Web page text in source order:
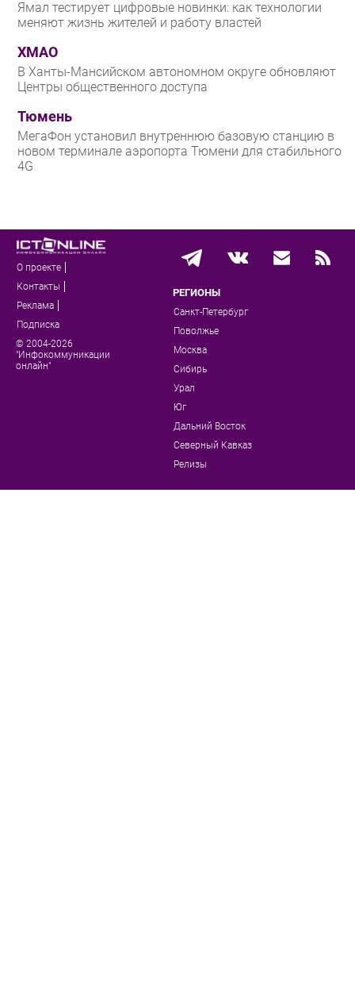
Ямал тестирует цифровые новинки: как технологии
меняют жизнь жителей и работу властей
ХМАО
В Ханты-Мансийском автономном округе обновляют
Центры общественного доступа
Тюмень
МегаФон установил внутреннюю базовую станцию в
новом терминале аэропорта Тюмени для стабильного
4G
О проекте
Контакты
Реклама
Подписка
© 2004-2026
"Инфокоммуникации
онлайн"
РЕГИОНЫ
Санкт-Петербург
Поволжье
Москва
Сибирь
Урал
Юг
Дальний Восток
Северный Кавказ
Релизы